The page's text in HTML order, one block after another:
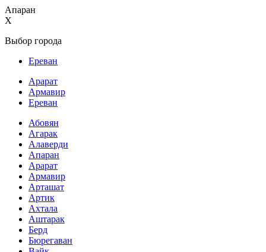
Апаран
X
Выбор города
Ереван
Арарат
Армавир
Ереван
Абовян
Агарак
Алаверди
Апаран
Арарат
Армавир
Арташат
Артик
Ахтала
Аштарак
Берд
Бюрегаван